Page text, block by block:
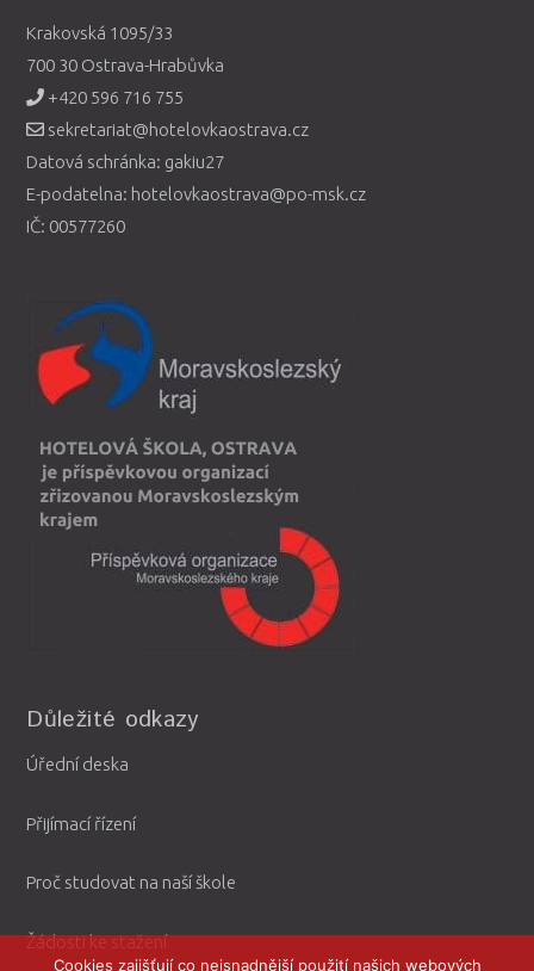
Krakovská 1095/33
700 30 Ostrava-Hrabůvka
+420 596 716 755
sekretariat@hotelovkaostrava.cz
Datová schránka: gakiu27
E-podatelna: hotelovkaostrava@po-msk.cz
IČ: 00577260
Důležité odkazy
Úřední deska
Přijímací řízení
Proč studovat na naší škole
Žádosti ke stažení
Cookies zajišťují co nejsnadnější použití našich webových